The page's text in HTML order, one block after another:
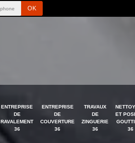
ENTREPRISE
DE
RAVALEMENT
36
ENTREPRISE
DE
COUVERTURE
36
TRAVAUX
DE
ZINGUERIE
36
ET
36